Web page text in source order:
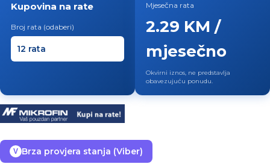
Kupovina na rate
Broj rata (odaberi)
Mjesečna rata
2.29 KM /
mjesečno
Okvirni iznos, ne predstavlja
obavezujuću ponudu.
V Brza provjera stanja (Viber)